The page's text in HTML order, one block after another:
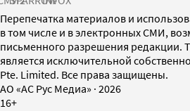
Перепечатка материалов и
в том числе и в электронных СМИ,
письменного разрешения редакции.
является исключительной
Pte. Limited. Все права защищены.
AO «АС Рус Медиа» · 2026
16+